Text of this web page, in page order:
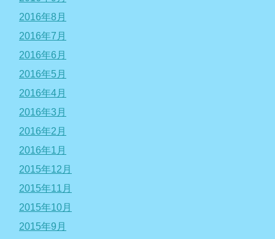
2016年8月
2016年7月
2016年6月
2016年5月
2016年4月
2016年3月
2016年2月
2016年1月
2015年12月
2015年11月
2015年10月
2015年9月